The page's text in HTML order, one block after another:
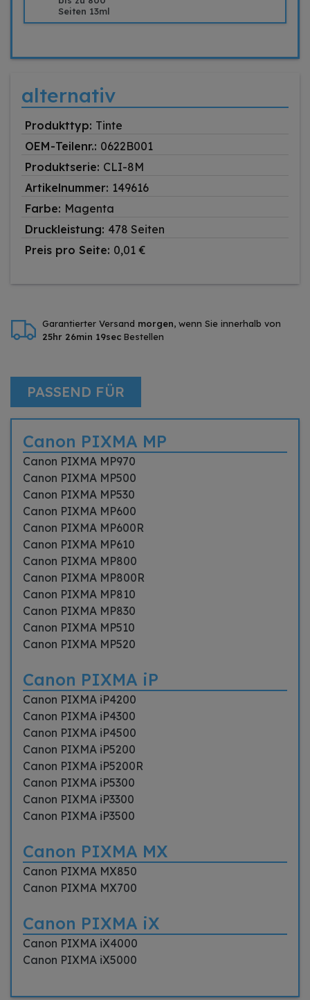
Seiten 13ml
alternativ
Produkttyp: Tinte
OEM-Teilenr.: 0622B001
Produktserie: CLI-8M
Artikelnummer: 149616
Farbe: Magenta
Druckleistung: 478 Seiten
Preis pro Seite: 0,01 €
Garantierter Versand morgen, wenn Sie innerhalb von
25hr 26min 19sec Bestellen
PASSEND FÜR
Canon PIXMA MP
Canon PIXMA MP970
Canon PIXMA MP500
Canon PIXMA MP530
Canon PIXMA MP600
Canon PIXMA MP600R
Canon PIXMA MP610
Canon PIXMA MP800
Canon PIXMA MP800R
Canon PIXMA MP810
Canon PIXMA MP830
Canon PIXMA MP510
Canon PIXMA MP520
Canon PIXMA iP
Canon PIXMA iP4200
Canon PIXMA iP4300
Canon PIXMA iP4500
Canon PIXMA iP5200
Canon PIXMA iP5200R
Canon PIXMA iP5300
Canon PIXMA iP3300
Canon PIXMA iP3500
Canon PIXMA MX
Canon PIXMA MX850
Canon PIXMA MX700
Canon PIXMA iX
Canon PIXMA iX4000
Canon PIXMA iX5000